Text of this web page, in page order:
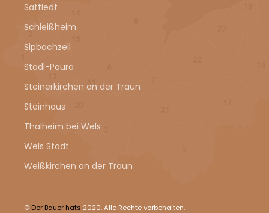
Sattledt
Schleißheim
Sipbachzell
Stadl-Paura
Steinerkirchen an der Traun
Steinhaus
Thalheim bei Wels
Wels Stadt
Weißkirchen an der Traun
© Der Bauer hats 2020. Alle Rechte vorbehalten.